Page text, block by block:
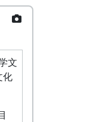
文
化